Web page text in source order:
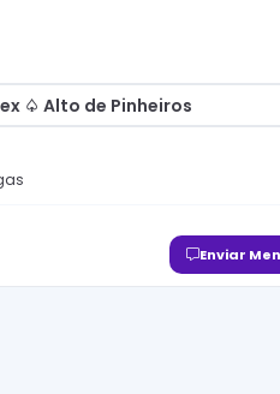
♤ Alto de Pinheiros
s
Enviar